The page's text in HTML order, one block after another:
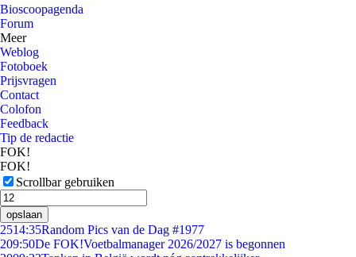
Bioscoopagenda
Forum
Meer
Weblog
Fotoboek
Prijsvragen
Contact
Colofon
Feedback
Tip de redactie
FOK!
FOK!
Scrollbar gebruiken
opslaan
2514:35Random Pics van de Dag #1977
209:50De FOK!Voetbalmanager 2026/2027 is begonnen